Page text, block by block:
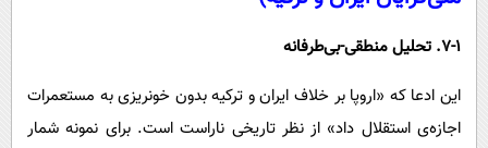
7-۱. تحلیل منطقی-بی‌طرفانه
این ادعا که «اروپا بر خلاف ایران و ترکیه بدون خونریزی به مستعمرات
اجازه‌ی استقلال داد» از نظر تاریخی ناراست است. برای نمونه شمار